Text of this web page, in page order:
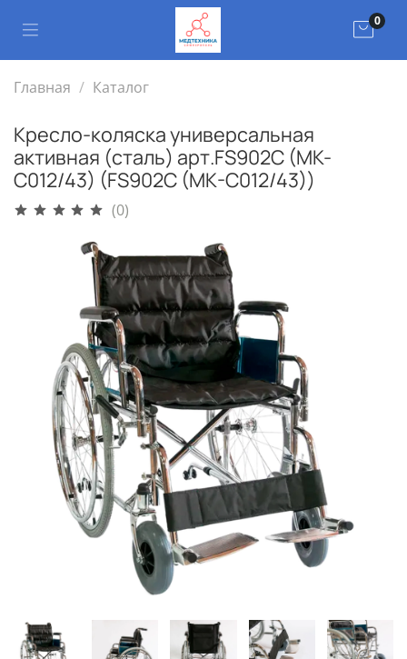
0
Главная Каталог
Кресло-коляска универсальная
активная (сталь) арт.FS902C (MK-
C012/43) (FS902C (MK-C012/43))
(0)